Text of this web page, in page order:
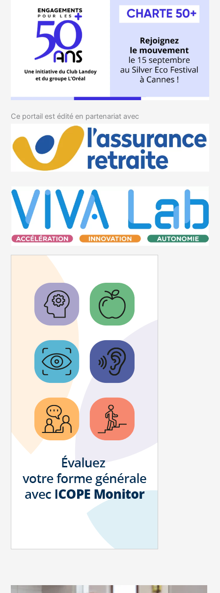
Ce portail est édité en partenariat avec